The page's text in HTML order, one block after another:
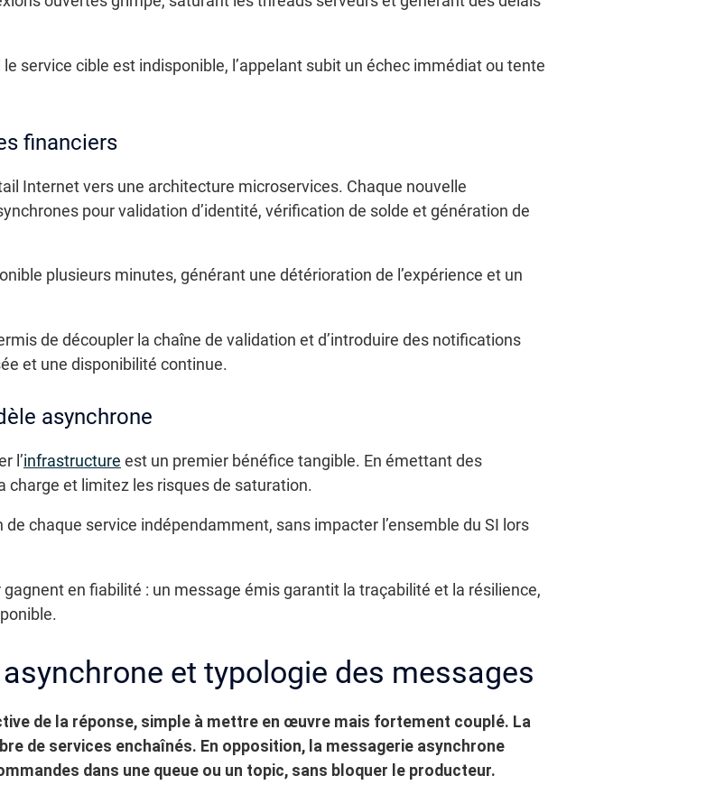
service cible est indisponible, l’appelant subit un échec immédiat ou tente
financiers
Internet vers une architecture microservices. Chaque nouvelle
pour validation d’identité, vérification de solde et génération de
plusieurs minutes, générant une détérioration de l’expérience et un
de découpler la chaîne de validation et d’introduire des notifications
et une disponibilité continue.
asynchrone
l’infrastructure est un premier bénéfice tangible. En émettant des
charge et limitez les risques de saturation.
chaque service indépendamment, sans impacter l’ensemble du SI lors
en fiabilité : un message émis garantit la traçabilité et la résilience,
et typologie des messages
de la réponse, simple à mettre en œuvre mais fortement couplé. La
de services enchaînés. En opposition, la messagerie asynchrone
dans une queue ou un topic, sans bloquer le producteur.